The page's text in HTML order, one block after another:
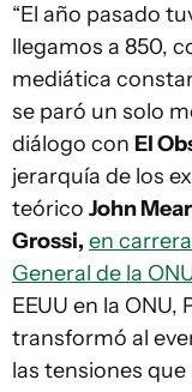
“El año pasado
llegamos a 850,
mediática
se paró un solo
diálogo con El
jerarquía de los
teórico John
Grossi, en
General de la
EEUU en la
transformó al
las tensiones